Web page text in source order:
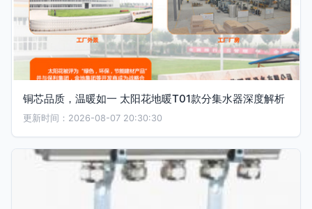
铜芯品质，温暖如一 太阳花地暖T01款分集水器深度解析
更新时间：2026-08-07 20:30:30